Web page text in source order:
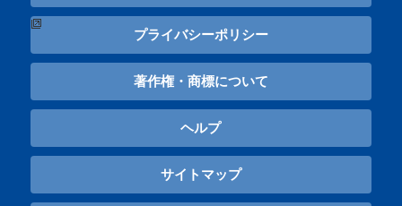
プライバシーポリシー
著作権・商標について
ヘルプ
サイトマップ